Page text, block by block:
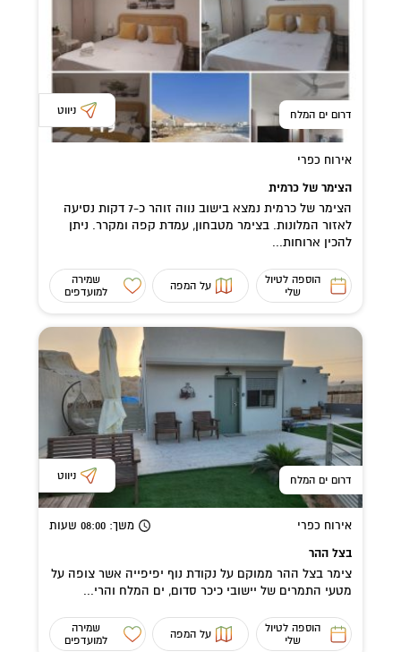
דרום ים המלח ניווט
אירוח כפרי
הצימר של כרמית
הצימר של כרמית נמצא בישוב נווה זוהר כ-7 דקות נסיעה
לאזור המלונות. בצימר מטבחון, עמדת קפה ומקרר. ניתן
להכין ארוחות...
הוספה לטיול
שלי
על המפה
שמירה
למועדפים
דרום ים המלח ניווט
אירוח כפרי משך: 08:00 שעות
בצל ההר
צימר בצל ההר ממוקם על נקודת נוף יפיפייה אשר צופה על
מטעי התמרים של יישובי כיכר סדום, ים המלח והרי...
הוספה לטיול
שלי
על המפה
שמירה
למועדפים